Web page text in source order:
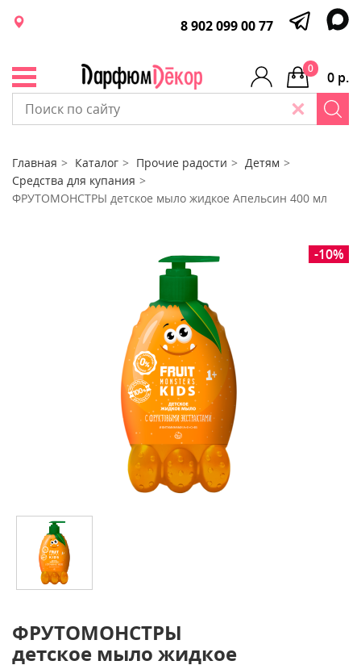
8 902 099 00 77
0 р.
0
Главная Каталог Прочие радости
Детям
Средства для купания
ФРУТОМОНСТРЫ детское мыло жидкое Апельсин 400 мл
-10%
ФРУТОМОНСТРЫ
детское мыло жидкое